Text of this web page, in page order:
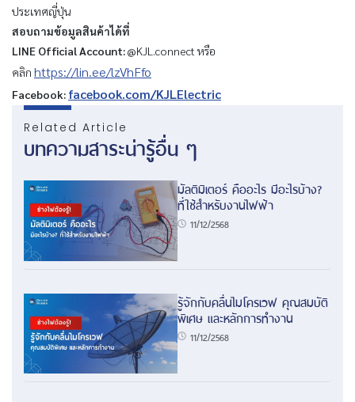
ประเทศญี่ปุ่น
สอบถามข้อมูลสินค้าได้ที่
LINE Official Account:@KJL.connect หรือ
คลิก https://lin.ee/lzVhFfo
Facebook: facebook.com/KJLElectric
Related Article
บทความสาระน่ารู้อื่น ๆ
มัลติมิเตอร์ คืออะไร มีอะไรบ้าง?
ที่ใช้สำหรับงานไฟฟ้า
11/12/2568
รู้จักกับคลื่นไมโครเวฟ คุณสมบัติ
พิเศษ และหลักการทำงาน
11/12/2568